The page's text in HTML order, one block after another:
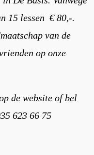
15 lessen € 80,-.
van de
op onze
de website of bel
623 66 75